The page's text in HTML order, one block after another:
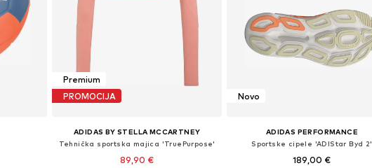
Premium
PROMOCIJA
ADIDAS BY STELLA MCCARTNEY
Tehnička sportska majica 'TruePurpose'
89,90 €
Novo
ADIDAS PERFORMANCE
Sportske cipele 'ADIStar Byd 2'
189,00 €